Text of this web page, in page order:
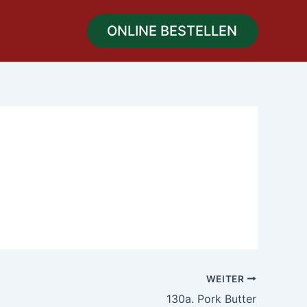
ONLINE BESTELLEN
WEITER
130a. Pork Butter